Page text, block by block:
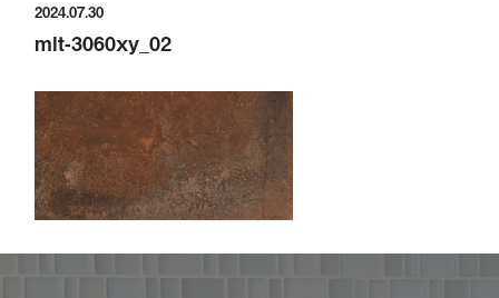
2024.07.30
mlt-3060xy_02